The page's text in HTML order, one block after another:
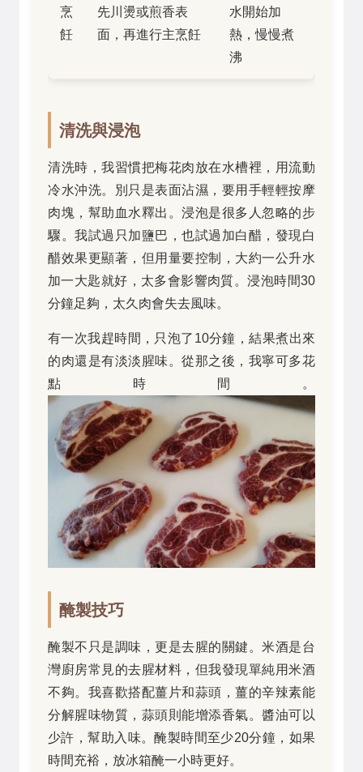
烹
飪
先川燙或煎香表
面，再進行主烹飪
水開始加
熱，慢慢煮
沸
清洗與浸泡
清洗時，我習慣把梅花肉放在水槽裡，用流動
冷水沖洗。別只是表面沾濕，要用手輕輕按摩
肉塊，幫助血水釋出。浸泡是很多人忽略的步
驟。我試過只加鹽巴，也試過加白醋，發現白
醋效果更顯著，但用量要控制，大約一公升水
加一大匙就好，太多會影響肉質。浸泡時間30
分鐘足夠，太久肉會失去風味。
有一次我趕時間，只泡了10分鐘，結果煮出來
的肉還是有淡淡腥味。從那之後，我寧可多花
點時間。
醃製技巧
醃製不只是調味，更是去腥的關鍵。米酒是台
灣廚房常見的去腥材料，但我發現單純用米酒
不夠。我喜歡搭配薑片和蒜頭，薑的辛辣素能
分解腥味物質，蒜頭則能增添香氣。醬油可以
少許，幫助入味。醃製時間至少20分鐘，如果
時間充裕，放冰箱醃一小時更好。